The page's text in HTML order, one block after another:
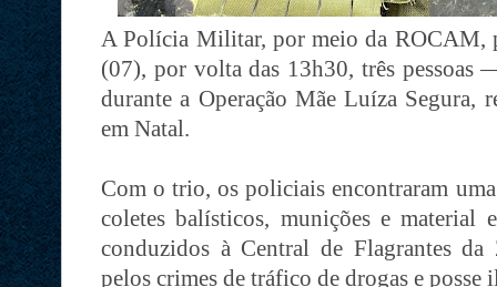
A Polícia Militar, por meio da ROCAM,
(07), por volta das 13h30, três
durante a Operação Mãe Luíza Segura,
em Natal.
Com o trio, os policiais encontraram
coletes balísticos, munições e material
conduzidos à Central de Flagrantes
pelos crimes de tráfico de drogas e posse